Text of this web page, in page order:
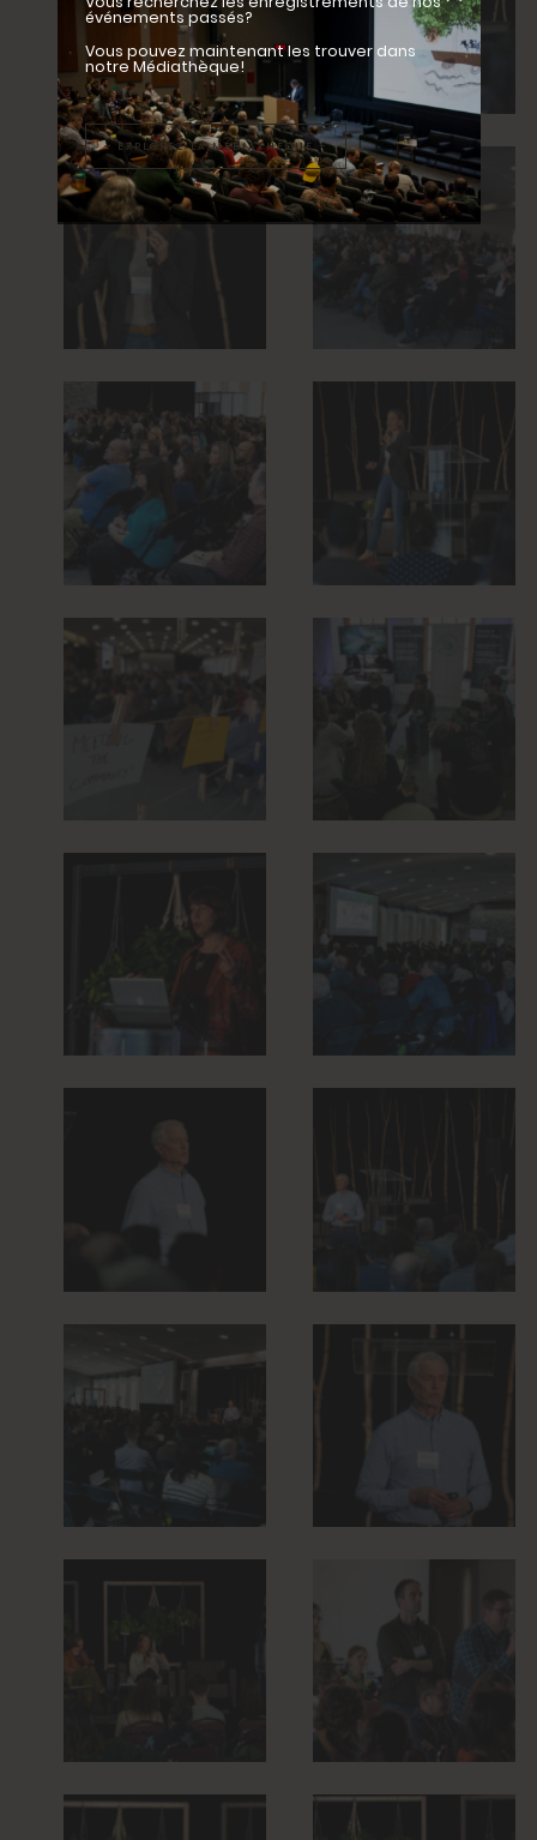
événements passés?
Vous pouvez maintenant les trouver dans
notre Médiathèque!
– EXPLOREZ LA MÉDIATHÈQUE –